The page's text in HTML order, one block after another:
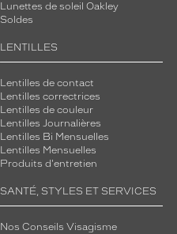
Lunettes de soleil Oakley
Soldes
LENTILLES
Lentilles de contact
Lentilles correctrices
Lentilles de couleur
Lentilles Journalières
Lentilles Bi Mensuelles
Lentilles Mensuelles
Produits d'entretien
SANTÉ, STYLES ET SERVICES
Nos Conseils Visagisme